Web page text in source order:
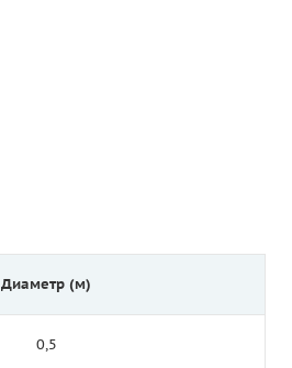
Диаметр (м)
0,5